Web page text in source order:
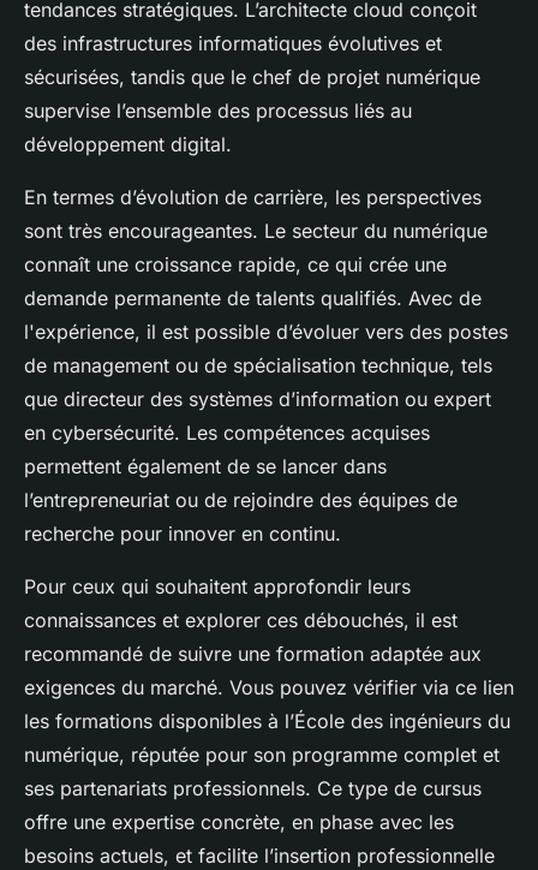
tendances stratégiques. L’architecte cloud conçoit
des infrastructures informatiques évolutives et
sécurisées, tandis que le chef de projet numérique
supervise l’ensemble des processus liés au
développement digital.
En termes d’évolution de carrière, les perspectives
sont très encourageantes. Le secteur du numérique
connaît une croissance rapide, ce qui crée une
demande permanente de talents qualifiés. Avec de
l'expérience, il est possible d’évoluer vers des postes
de management ou de spécialisation technique, tels
que directeur des systèmes d’information ou expert
en cybersécurité. Les compétences acquises
permettent également de se lancer dans
l’entrepreneuriat ou de rejoindre des équipes de
recherche pour innover en continu.
Pour ceux qui souhaitent approfondir leurs
connaissances et explorer ces débouchés, il est
recommandé de suivre une formation adaptée aux
exigences du marché. Vous pouvez vérifier via ce lien
les formations disponibles à l’École des ingénieurs du
numérique, réputée pour son programme complet et
ses partenariats professionnels. Ce type de cursus
offre une expertise concrète, en phase avec les
besoins actuels, et facilite l’insertion professionnelle